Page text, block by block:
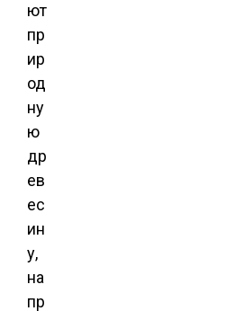
ют
пр
ир
од
ну
ю
др
ев
ес
ин
у,
на
пр